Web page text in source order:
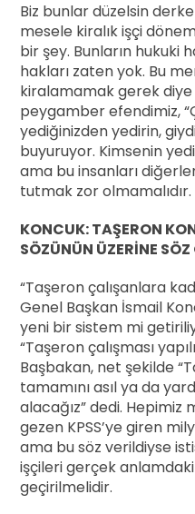
Biz bunlar düzelsin
mesele kiralık işçi
bir şey. Bunların hukuki
hakları zaten yok. Bu
kiralamamak gerek diye
peygamber efendimiz,
yediğinizden yedirin,
buyuruyor. Kimsenin
ama bu insanları
tutmak zor olmamalıdır.
KONCUK: TAŞERON
SÖZÜNÜN ÜZERİNE
“Taşeron çalışanlara
Genel Başkan İsmail
yeni bir sistem mi
“Taşeron çalışması
Başbakan, net şekilde
tamamını asıl ya da
alacağız” dedi. Hepimiz
gezen KPSS’ye giren
ama bu söz verildiyse
işçileri gerçek
geçirilmelidir.